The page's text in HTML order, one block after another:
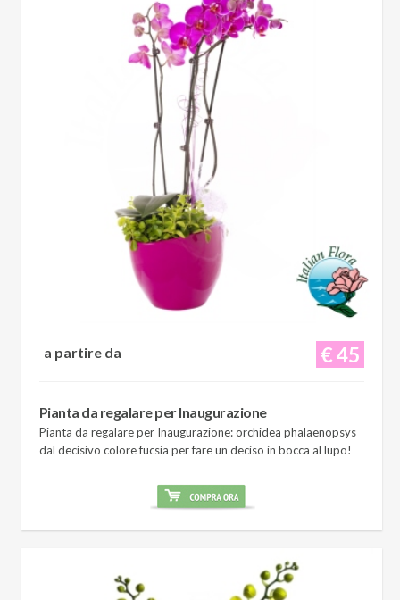
€ 45
a partire da
Pianta da regalare per Inaugurazione
Pianta da regalare per Inaugurazione: orchidea phalaenopsys
dal decisivo colore fucsia per fare un deciso in bocca al lupo!